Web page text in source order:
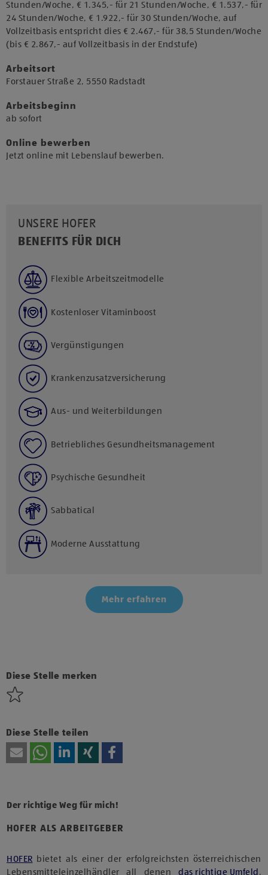
Stunden/Woche, € 1.345,- für 21 Stunden/Woche, € 1.537,- für
24 Stunden/Woche, € 1.922,- für 30 Stunden/Woche, auf
Vollzeitbasis entspricht dies € 2.467,- für 38,5 Stunden/Woche
(bis € 2.867,- auf Vollzeitbasis in der Endstufe)
Arbeitsort
​Forstauer Straße 2, 5550 Radstadt​
Arbeitsbeginn
​ab sofort​
Online bewerben
Jetzt online mit Lebenslauf bewerben.
UNSERE HOFER
BENEFITS FÜR DICH
Flexible Arbeitszeitmodelle
Kostenloser Vitaminboost
Vergünstigungen
Krankenzusatzversicherung
Aus- und Weiterbildungen
Betriebliches Gesundheitsmanagement
Psychische Gesundheit
Sabbatical
Moderne Ausstattung
Mehr erfahren
Diese Stelle merken
Diese Stelle teilen
HOFER ALS ARBEITGEBER
Der richtige Weg für mich!
HOFER bietet als einer der erfolgreichsten österreichischen
Lebensmitteleinzelhändler all denen das richtige Umfeld ,